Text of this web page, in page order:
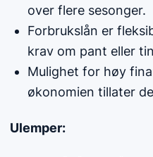
over flere sesonger.
Forbrukslån er
krav om pant eller
Mulighet for høy
økonomien tillater
Ulemper: